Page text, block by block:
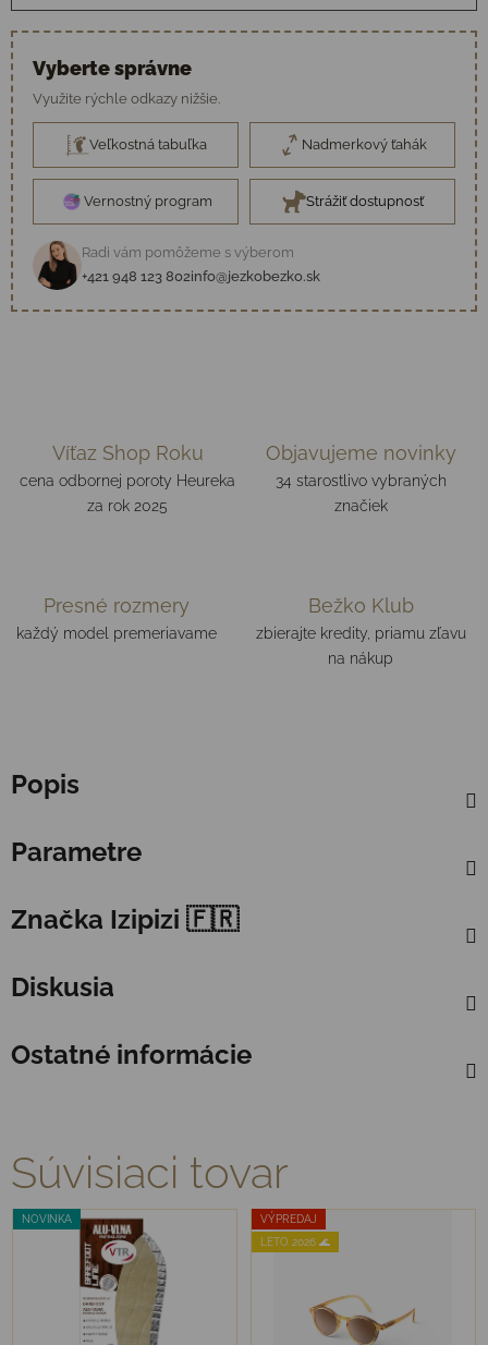
Vyberte správne
Využite rýchle odkazy nižšie.
Veľkostná tabuľka Nadmerkový ťahák
Vernostný program Strážiť dostupnosť
Radi vám pomôžeme s výberom
+421 948 123 802info@jezkobezko.sk
Víťaz Shop Roku
cena odbornej poroty Heureka
za rok 2025
Objavujeme novinky
34 starostlivo vybraných
značiek
Presné rozmery
každý model premeriavame
Bežko Klub
zbierajte kredity, priamu zľavu
na nákup
Popis
Parametre
Značka Izipizi 🇫🇷
Diskusia
Ostatné informácie
Súvisiaci tovar
NOVINKA
VÝPREDAJ
LETO 2026 🌊